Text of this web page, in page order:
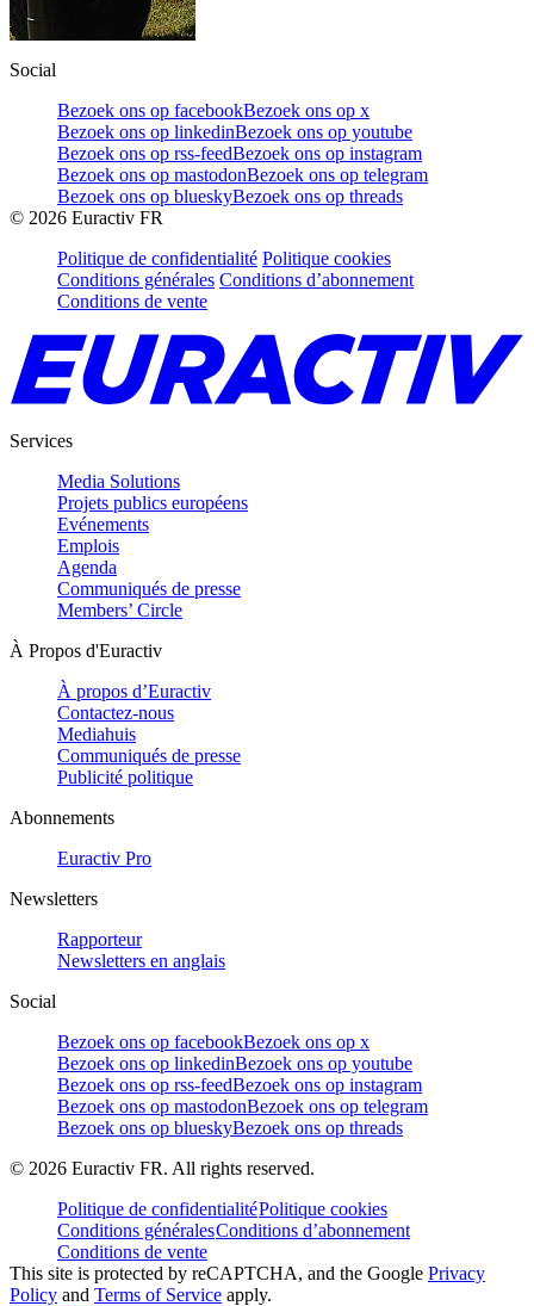
Social
Bezoek ons op facebookBezoek ons op x
Bezoek ons op linkedinBezoek ons op youtube
Bezoek ons op rss-feedBezoek ons op instagram
Bezoek ons op mastodonBezoek ons op telegram
Bezoek ons op blueskyBezoek ons op threads
© 2026 Euractiv FR
Politique de confidentialité Politique cookies
Conditions générales Conditions d’abonnement
Conditions de vente
Services
Media Solutions
Projets publics européens
Evénements
Emplois
Agenda
Communiqués de presse
Members’ Circle
À Propos d'Euractiv
À propos d’Euractiv
Contactez-nous
Mediahuis
Communiqués de presse
Publicité politique
Abonnements
Euractiv Pro
Newsletters
Rapporteur
Newsletters en anglais
Social
Bezoek ons op facebookBezoek ons op x
Bezoek ons op linkedinBezoek ons op youtube
Bezoek ons op rss-feedBezoek ons op instagram
Bezoek ons op mastodonBezoek ons op telegram
Bezoek ons op blueskyBezoek ons op threads
© 2026 Euractiv FR. All rights reserved.
Politique de confidentialitéPolitique cookies
Conditions généralesConditions d’abonnement
Conditions de vente
This site is protected by reCAPTCHA, and the Google Privacy
Policy and Terms of Service apply.